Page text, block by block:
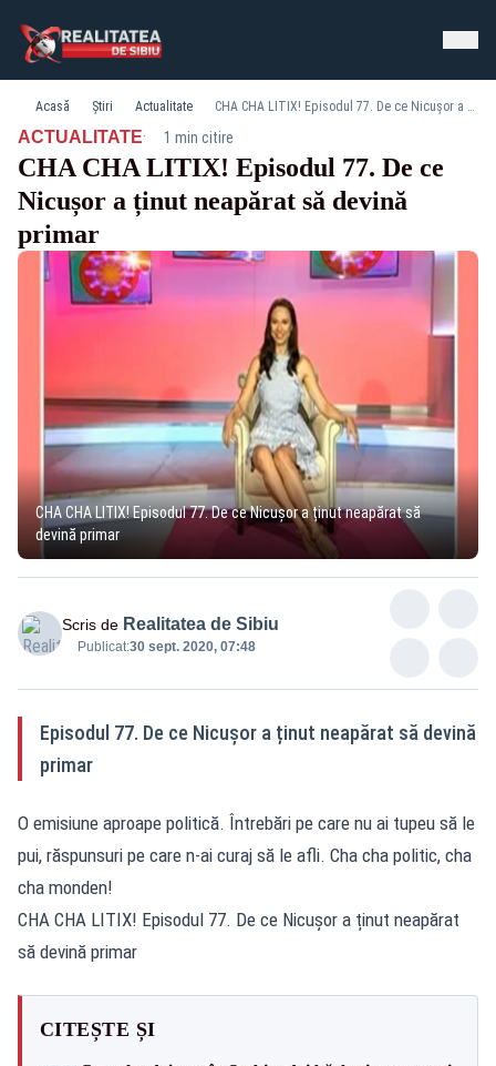
Acasă Știri Actualitate CHA CHA LITIX! Episodul 77. De ce Nicușor a ținut neapărat să devină primar
ACTUALITATE· 1 min citire
CHA CHA LITIX! Episodul 77. De ce
Nicușor a ținut neapărat să devină
primar
CHA CHA LITIX! Episodul 77. De ce Nicușor a ținut neapărat să
devină primar
Scris de Realitatea de Sibiu
Publicat:30 sept. 2020, 07:48
Episodul 77. De ce Nicușor a ținut neapărat să devină
primar
O emisiune aproape politică. Întrebări pe care nu ai tupeu să le
pui, răspunsuri pe care n-ai curaj să le afli. Cha cha politic, cha
cha monden!
CHA CHA LITIX! Episodul 77. De ce Nicușor a ținut neapărat
să devină primar
CITEȘTE ȘI